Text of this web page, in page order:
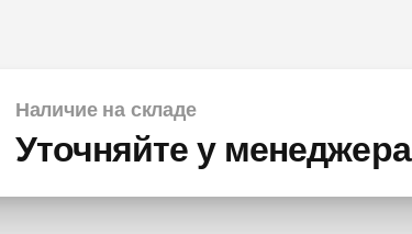
Наличие на складе
Уточняйте у менеджера